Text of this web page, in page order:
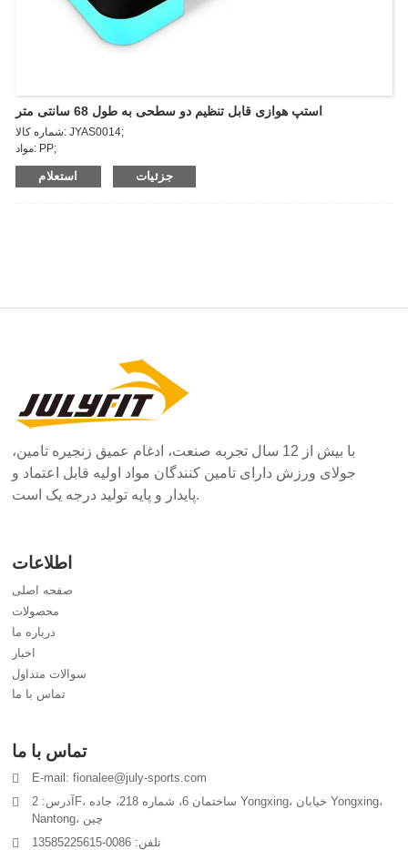
استپ هوازی قابل تنظیم دو سطحی به طول 68 سانتی متر
شماره کالا: JYAS0014;
مواد: PP;
اندازه: 68*28*10/16cm;
استعلام جزئیات
با بیش از 12 سال تجربه صنعت، ادغام عمیق زنجیره تامین،
جولای ورزش دارای تامین کنندگان مواد اولیه قابل اعتماد و
پایدار و پایه تولید درجه یک است.
اطلاعات
صفحه اصلی
محصولات
درباره ما
اخبار
سوالات متداول
تماس با ما
تماس با ما
E-mail: fionalee@july-sports.com
آدرس: 2F، ساختمان 6، شماره 218، جاده Yongxing، خیابان Yongxing،
Nantong، چین
تلفن: 0086-13585225615